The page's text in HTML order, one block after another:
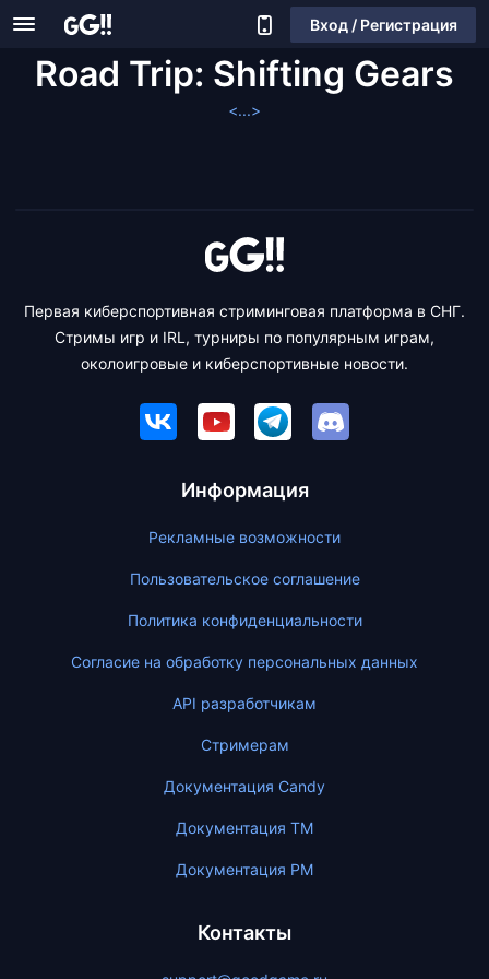
Вход / Регистрация
Road Trip: Shifting Gears
<...>
Первая киберспортивная стриминговая платформа в СНГ.
Стримы игр и IRL, турниры по популярным играм,
околоигровые и киберспортивные новости.
Информация
Рекламные возможности
Пользовательское соглашение
Политика конфиденциальности
Согласие на обработку персональных данных
API разработчикам
Стримерам
Документация Candy
Документация ТМ
Документация PM
Контакты